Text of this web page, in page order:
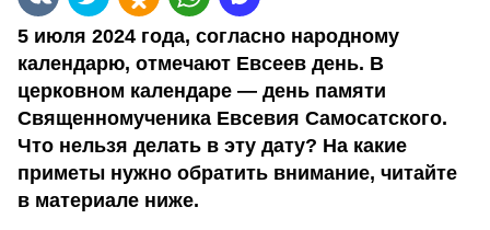
5 июля 2024 года, согласно народному
календарю, отмечают Евсеев день. В
церковном календаре — день памяти
Священномученика Евсевия Самосатского.
Что нельзя делать в эту дату? На какие
приметы нужно обратить внимание, читайте
в материале ниже.